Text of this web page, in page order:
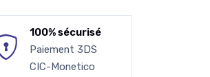
100% sécurisé
Paiement 3DS
CIC-Monetico